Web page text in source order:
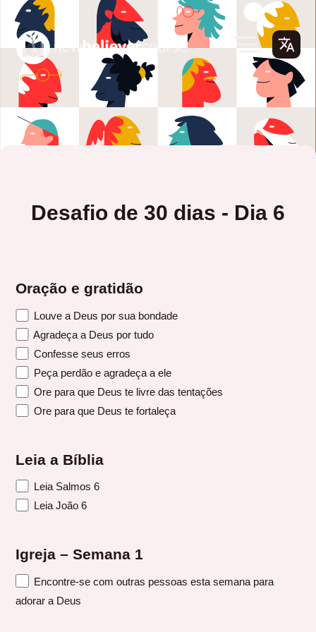
Desafio de 30 dias - Dia 6
Oração e gratidão
Louve a Deus por sua bondade
Agradeça a Deus por tudo
Confesse seus erros
Peça perdão e agradeça a ele
Ore para que Deus te livre das tentações
Ore para que Deus te fortaleça
Leia a Bíblia
Leia Salmos 6
Leia João 6
Igreja – Semana 1
Encontre-se com outras pessoas esta semana para
adorar a Deus